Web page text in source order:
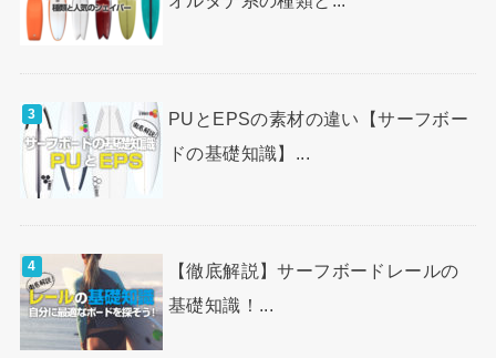
PUとEPSの素材の違い【サーフボー
ドの基礎知識】...
【徹底解説】サーフボードレールの
基礎知識！...